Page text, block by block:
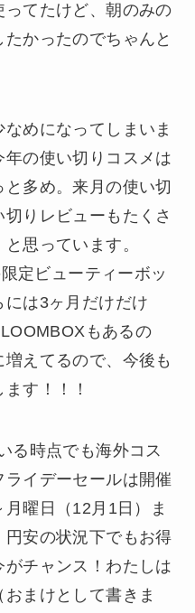
てたけど、朝のみの
かったのでちゃんと
めになってしまいま
年の使い切りコスメは
多め。来月の使い切
りレビューもたくさ
思っています。
定ビューティーボッ
には3ヶ月だけだけ
もあるの
えてるので、今後も
す！！！
る時点でも海外コス
ライデーセールは開催
曜日（12月1日）ま
安の状況下でもお得
チャンス！わたしは
まけとして書きま